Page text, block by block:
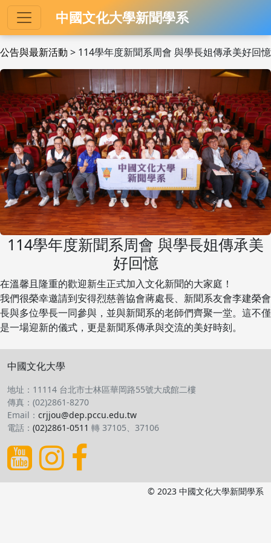
中國文化大學新聞學系
公告與最新活動 > 114學年度新聞系周會 與學長姐傳承美好回憶
114學年度新聞系周會 與學長姐傳承美
好回憶
在溫馨且隆重的歡迎新生正式加入文化新聞的大家庭！
我們很榮幸邀請到安得烈慈善協會蔣處長、新聞系友會李建榮會
長與多位學長一同參與，並與新聞系的老師們齊聚一堂。這不僅
是一場迎新的儀式，更是新聞系傳承與交流的美好時刻。
中國文化大學
地址：11114 台北市士林區華岡路55號大成館二樓
傳真：(02)2861-8270
Email： crjjou@dep.pccu.edu.tw
電話： (02)2861-0511 轉 37105、37106
© 2023 中國文化大學新聞學系